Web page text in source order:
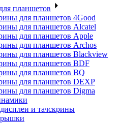
планшетов
для планшетов 4Good
для планшетов Alcatel
для планшетов Apple
для планшетов Archos
для планшетов Blackview
для планшетов BDF
для планшетов BQ
для планшетов DEXP
для планшетов Digma
и тачскрины